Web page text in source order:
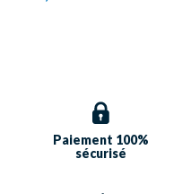
Paiement 100%
sécurisé